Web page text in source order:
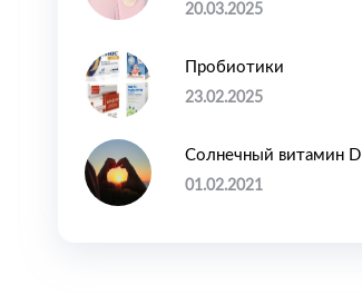
20.03.2025
Пробиотики
23.02.2025
Солнечный витамин D
01.02.2021